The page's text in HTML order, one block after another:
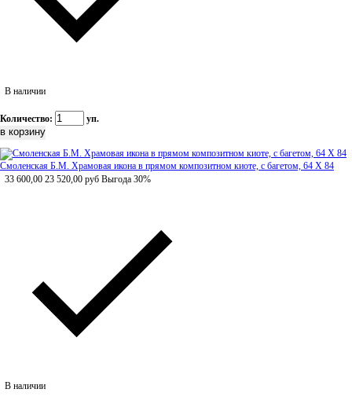
В наличии
Количество: уп.
Смоленская Б.М. Храмовая икона в прямом композитном киоте, с багетом, 64 Х 84
33 600,00 23 520,00 руб Выгода 30%
В наличии